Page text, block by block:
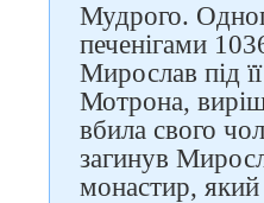
Мудрого.
печенігами
Мирослав під
Мотрона,
вбила свого
загинув
монастир, який